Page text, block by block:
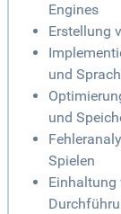
Engines
Erstellung
und
und
Spielen
Einhaltung